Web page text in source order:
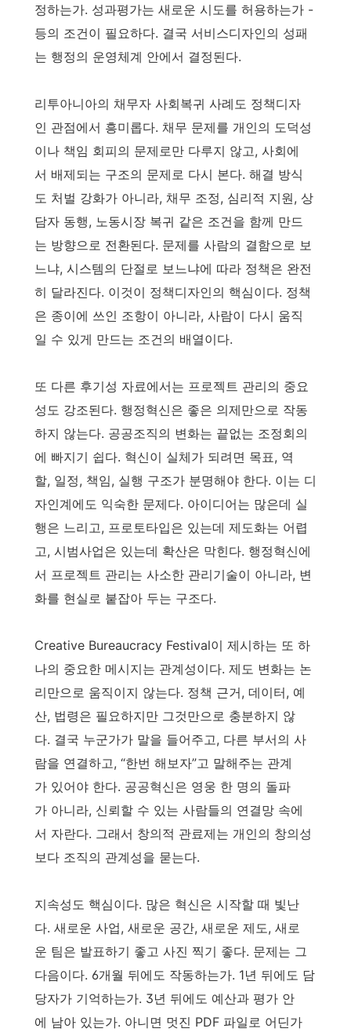
정하는가. 성과평가는 새로운 시도를 허용하는가 -
등의 조건이 필요하다. 결국 서비스디자인의 성패
는 행정의 운영체계 안에서 결정된다.
리투아니아의 채무자 사회복귀 사례도 정책디자
인 관점에서 흥미롭다. 채무 문제를 개인의 도덕성
이나 책임 회피의 문제로만 다루지 않고, 사회에
서 배제되는 구조의 문제로 다시 본다. 해결 방식
도 처벌 강화가 아니라, 채무 조정, 심리적 지원, 상
담자 동행, 노동시장 복귀 같은 조건을 함께 만드
는 방향으로 전환된다. 문제를 사람의 결함으로 보
느냐, 시스템의 단절로 보느냐에 따라 정책은 완전
히 달라진다. 이것이 정책디자인의 핵심이다. 정책
은 종이에 쓰인 조항이 아니라, 사람이 다시 움직
일 수 있게 만드는 조건의 배열이다.
또 다른 후기성 자료에서는 프로젝트 관리의 중요
성도 강조된다. 행정혁신은 좋은 의제만으로 작동
하지 않는다. 공공조직의 변화는 끝없는 조정회의
에 빠지기 쉽다. 혁신이 실체가 되려면 목표, 역
할, 일정, 책임, 실행 구조가 분명해야 한다. 이는 디
자인계에도 익숙한 문제다. 아이디어는 많은데 실
행은 느리고, 프로토타입은 있는데 제도화는 어렵
고, 시범사업은 있는데 확산은 막힌다. 행정혁신에
서 프로젝트 관리는 사소한 관리기술이 아니라, 변
화를 현실로 붙잡아 두는 구조다.
Creative Bureaucracy Festival이 제시하는 또 하
나의 중요한 메시지는 관계성이다. 제도 변화는 논
리만으로 움직이지 않는다. 정책 근거, 데이터, 예
산, 법령은 필요하지만 그것만으로 충분하지 않
다. 결국 누군가가 말을 들어주고, 다른 부서의 사
람을 연결하고, “한번 해보자”고 말해주는 관계
가 있어야 한다. 공공혁신은 영웅 한 명의 돌파
가 아니라, 신뢰할 수 있는 사람들의 연결망 속에
서 자란다. 그래서 창의적 관료제는 개인의 창의성
보다 조직의 관계성을 묻는다.
지속성도 핵심이다. 많은 혁신은 시작할 때 빛난
다. 새로운 사업, 새로운 공간, 새로운 제도, 새로
운 팀은 발표하기 좋고 사진 찍기 좋다. 문제는 그
다음이다. 6개월 뒤에도 작동하는가. 1년 뒤에도 담
당자가 기억하는가. 3년 뒤에도 예산과 평가 안
에 남아 있는가. 아니면 멋진 PDF 파일로 어딘가